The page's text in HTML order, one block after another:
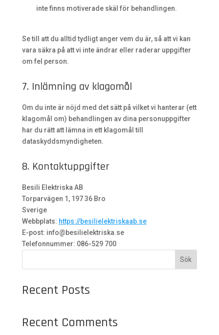
inte finns motiverade skäl för behandlingen.
Se till att du alltid tydligt anger vem du är, så att vi kan
vara säkra på att vi inte ändrar eller raderar uppgifter
om fel person.
7. Inlämning av klagomål
Om du inte är nöjd med det sätt på vilket vi hanterar (ett
klagomål om) behandlingen av dina personuppgifter
har du rätt att lämna in ett klagomål till
dataskyddsmyndigheten.
8. Kontaktuppgifter
Besili Elektriska AB
Torparvägen 1, 197 36 Bro
Sverige
Webbplats: https://besilielektriskaab.se
E-post: info@besilielektriska.se
Telefonnummer: 086-529 700
Sök
Recent Posts
Recent Comments